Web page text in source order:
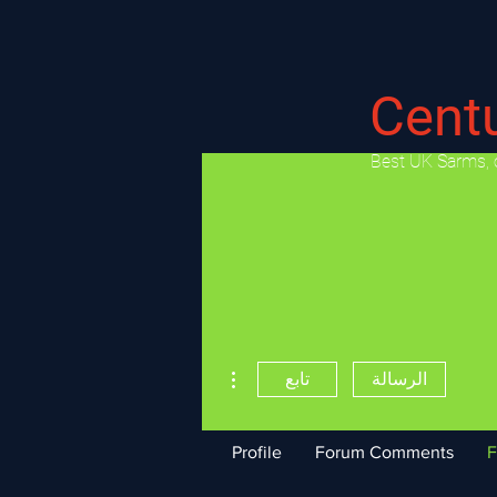
​Best UK
الرسالة تابع
Profile Forum Comments